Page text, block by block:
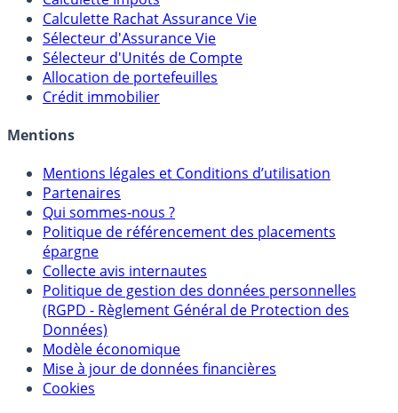
Calculette Rachat Assurance Vie
Sélecteur d'Assurance Vie
Sélecteur d'Unités de Compte
Allocation de portefeuilles
Crédit immobilier
Mentions
Mentions légales et Conditions d’utilisation
Partenaires
Qui sommes-nous ?
Politique de référencement des placements
épargne
Collecte avis internautes
Politique de gestion des données personnelles
(RGPD - Règlement Général de Protection des
Données)
Modèle économique
Mise à jour de données financières
Cookies